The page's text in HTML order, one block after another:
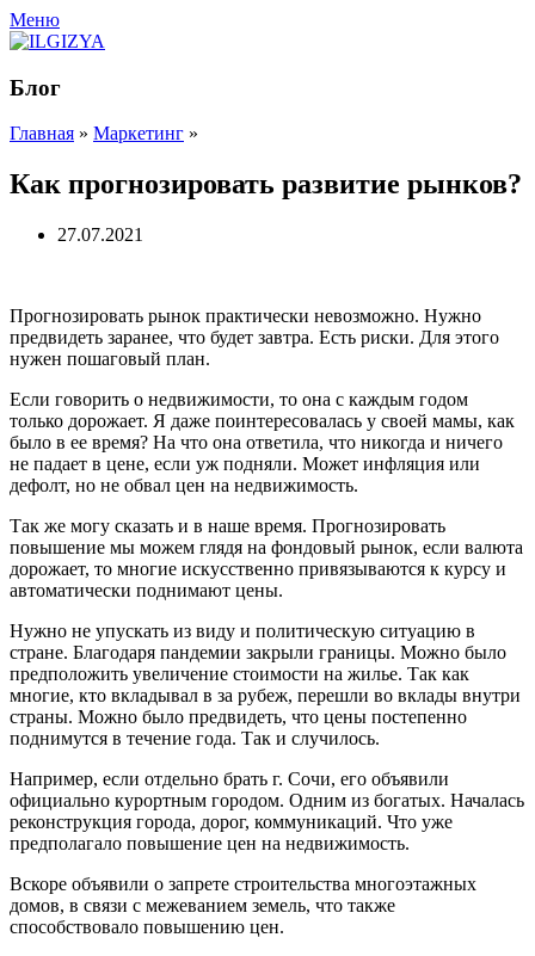
Меню
Блог
Главная » Маркетинг »
Как прогнозировать развитие рынков?
27.07.2021
Прогнозировать рынок практически невозможно. Нужно
предвидеть заранее, что будет завтра. Есть риски. Для этого
нужен пошаговый план.
Если говорить о недвижимости, то она с каждым годом
только дорожает. Я даже поинтересовалась у своей мамы, как
было в ее время? На что она ответила, что никогда и ничего
не падает в цене, если уж подняли. Может инфляция или
дефолт, но не обвал цен на недвижимость.
Так же могу сказать и в наше время. Прогнозировать
повышение мы можем глядя на фондовый рынок, если валюта
дорожает, то многие искусственно привязываются к курсу и
автоматически поднимают цены.
Нужно не упускать из виду и политическую ситуацию в
стране. Благодаря пандемии закрыли границы. Можно было
предположить увеличение стоимости на жилье. Так как
многие, кто вкладывал в за рубеж, перешли во вклады внутри
страны. Можно было предвидеть, что цены постепенно
поднимутся в течение года. Так и случилось.
Например, если отдельно брать г. Сочи, его объявили
официально курортным городом. Одним из богатых. Началась
реконструкция города, дорог, коммуникаций. Что уже
предполагало повышение цен на недвижимость.
Вскоре объявили о запрете строительства многоэтажных
домов, в связи с межеванием земель, что также
способствовало повышению цен.